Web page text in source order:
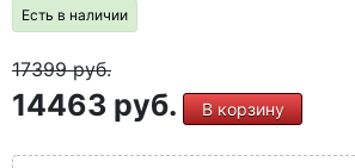
Есть в наличии
17399руб.
14463 руб. В корзину